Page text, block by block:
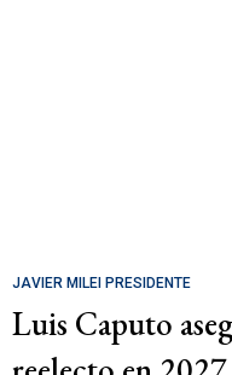
JAVIER MILEI PRESIDENTE
Luis Caputo